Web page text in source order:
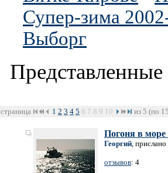
Супер-зима
Выборг
страница 1 2 3 4 5 6 7 8 9 10 из 5 (по
Погоня в
Георгий,
отзывов: 4